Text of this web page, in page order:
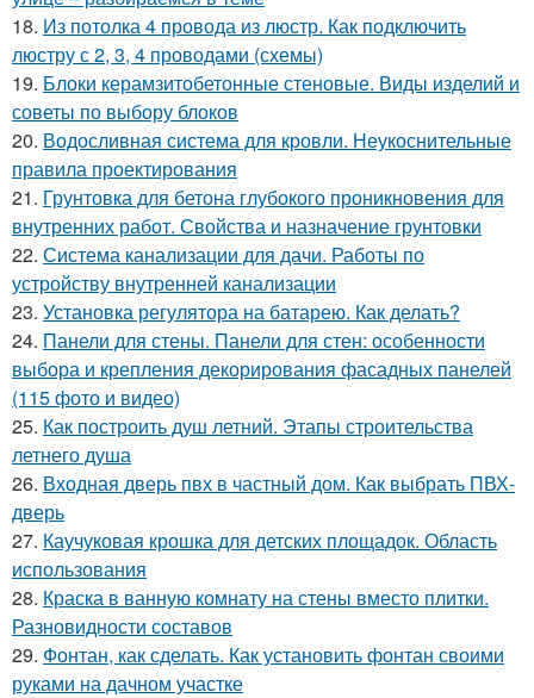
18. Из потолка 4 провода из люстр. Как подключить
люстру с 2, 3, 4 проводами (схемы)
19. Блоки керамзитобетонные стеновые. Виды изделий и
советы по выбору блоков
20. Водосливная система для кровли. Неукоснительные
правила проектирования
21. Грунтовка для бетона глубокого проникновения для
внутренних работ. Свойства и назначение грунтовки
22. Система канализации для дачи. Работы по
устройству внутренней канализации
23. Установка регулятора на батарею. Как делать?
24. Панели для стены. Панели для стен: особенности
выбора и крепления декорирования фасадных панелей
(115 фото и видео)
25. Как построить душ летний. Этапы строительства
летнего душа
26. Входная дверь пвх в частный дом. Как выбрать ПВХ-
дверь
27. Каучуковая крошка для детских площадок. Область
использования
28. Краска в ванную комнату на стены вместо плитки.
Разновидности составов
29. Фонтан, как сделать. Как установить фонтан своими
руками на дачном участке